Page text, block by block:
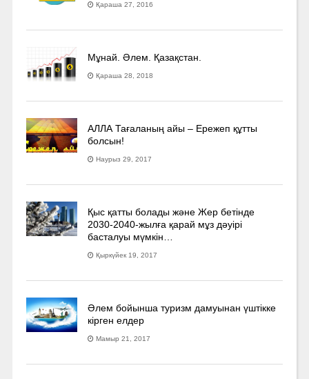
Қараша 27, 2016
Мұнай. Әлем. Қазақстан.
Қараша 28, 2018
АЛЛА Тағаланың айы – Ережеп құтты
болсын!
Наурыз 29, 2017
Қыс қатты болады және Жер бетінде
2030-2040­-жылға қарай мұз дәуірі
басталуы мүмкін…
Қыркүйек 19, 2017
Әлем бойынша туризм дамуынан үштікке
кірген елдер
Мамыр 21, 2017